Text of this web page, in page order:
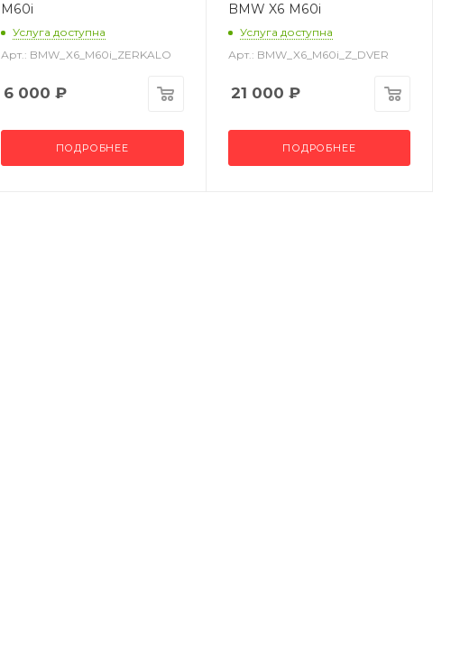
M60i
Услуга доступна
Арт.: BMW_X6_M60i_ZERKALO
6 000 ₽
ПОДРОБНЕЕ
BMW X6 M60i
Услуга доступна
Арт.: BMW_X6_M60i_Z_DVER
21 000 ₽
ПОДРОБНЕЕ